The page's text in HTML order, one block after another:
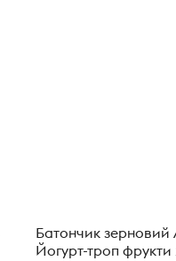
Батончик
Йогурт-троп фрукти